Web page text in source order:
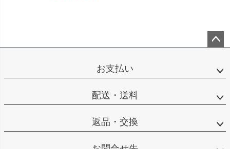
ップ
お支払い
配送・送料
返品・交換